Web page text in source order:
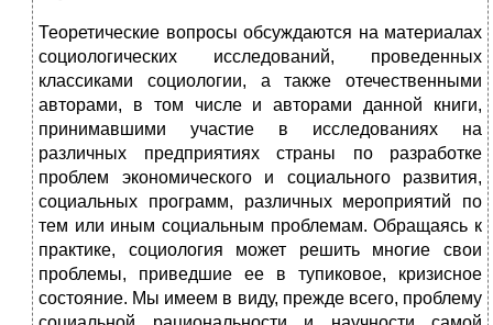
Теоретические вопросы обсуждаются на материалах
социологи­ческих исследований, проведенных
классиками социологии, а также отечественными
авторами, в том числе и авторами данной книги,
принимавшими участие в исследованиях на
различных предприятиях страны по разработке
проблем экономического и социального разви­тия,
социальных программ, различных мероприятий по
тем или иным социальным проблемам. Обращаясь к
практике, социология может решить многие свои
проблемы, приведшие ее в тупиковое, кризисное
состояние. Мы имеем в виду, прежде всего, проблему